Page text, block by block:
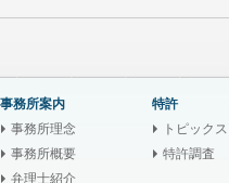
事務所案内
事務所理念
事務所概要
弁理士紹介
特許
トピックス
特許調査